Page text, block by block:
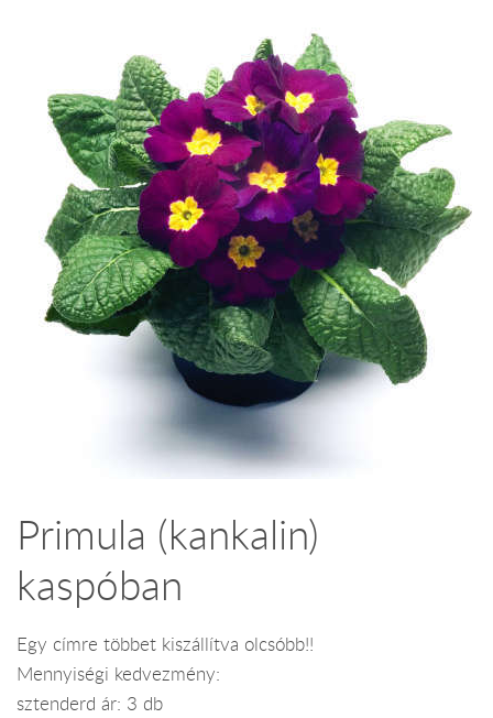
Primula (kankalin)
kaspóban
Egy címre többet kiszállítva olcsóbb!!
Mennyiségi kedvezmény:
sztenderd ár: 3 db